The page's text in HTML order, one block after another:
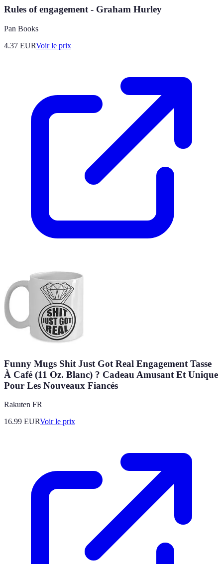
Rules of engagement - Graham Hurley
Pan Books
4.37 EURVoir le prix
Funny Mugs Shit Just Got Real Engagement Tasse
À Café (11 Oz. Blanc) ? Cadeau Amusant Et Unique
Pour Les Nouveaux Fiancés
Rakuten FR
16.99 EURVoir le prix